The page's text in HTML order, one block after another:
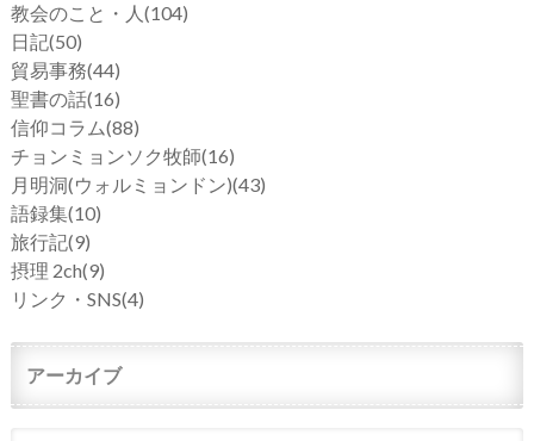
教会のこと・人 (104)
日記(50)
貿易事務(44)
聖書の話(16)
信仰コラム(88)
チョンミョンソク牧師(16)
月明洞(ウォルミョンドン)(43)
語録集(10)
旅行記(9)
摂理 2ch(9)
リンク・SNS(4)
アーカイブ